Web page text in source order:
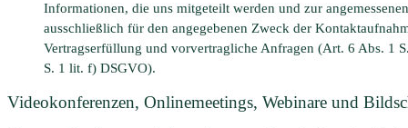
Informationen, die uns mitgeteilt werden und zur
ausschließlich für den angegebenen Zweck der
Vertragserfüllung und vorvertragliche Anfragen (Art. 6 Abs. 1
S. 1 lit. f) DSGVO).
Videokonferenzen, Onlinemeetings, Webinare und